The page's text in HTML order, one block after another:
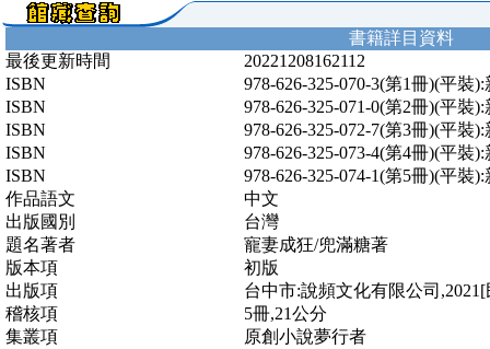
書籍詳目資料
最後更新時間
20221208162112
ISBN
978-626-325-070-3(第1冊)(平裝
ISBN
978-626-325-071-0(第2冊)(平裝
ISBN
978-626-325-072-7(第3冊)(平裝
ISBN
978-626-325-073-4(第4冊)(平裝
ISBN
978-626-325-074-1(第5冊)(平裝
作品語文
中文
出版國別
台灣
題名著者
寵妻成狂/兜滿糖著
版本項
初版
出版項
台中市:說頻文化有限公司,2021[
稽核項
5冊,21公分
集叢項
原創小說夢行者